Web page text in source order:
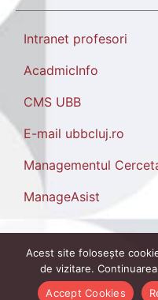
Intranet profesori
AcadmicInfo
CMS UBB
E-mail ubbcluj.ro
Managementul
ManageAsist
Acest site folosește
de vizitare.
Accept Cookies